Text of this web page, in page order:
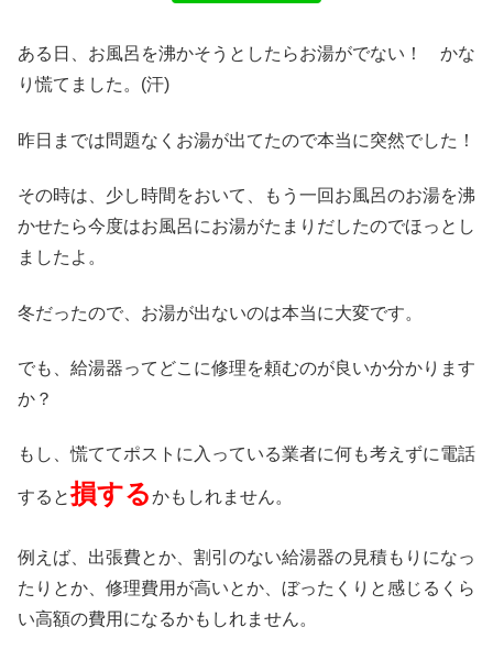
ある日、お風呂を沸かそうとしたらお湯がでない！ かな
り慌てました。(汗)
昨日までは問題なくお湯が出てたので本当に突然でした！
その時は、少し時間をおいて、もう一回お風呂のお湯を沸
かせたら今度はお風呂にお湯がたまりだしたのでほっとし
ましたよ。
冬だったので、お湯が出ないのは本当に大変です。
でも、給湯器ってどこに修理を頼むのが良いか分かります
か？
もし、慌ててポストに入っている業者に何も考えずに電話
すると損するかもしれません。
例えば、出張費とか、割引のない給湯器の見積もりになっ
たりとか、修理費用が高いとか、ぼったくりと感じるくら
い高額の費用になるかもしれません。